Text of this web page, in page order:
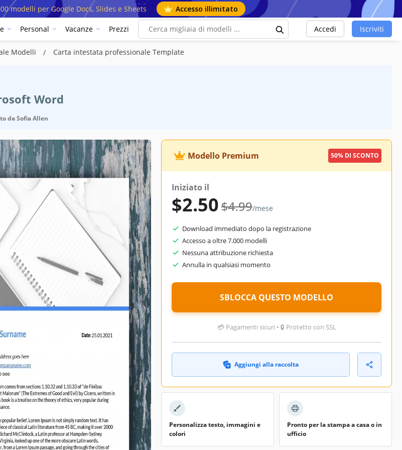
modelli per Google Docs, Slides e Sheets Accesso illimitato
Personal Vacanze Prezzi Accedi Iscriviti
Modelli Carta intestata professionale Template
Word
daSofia Allen
Modello Premium 50% DI SCONTO
Iniziato il
$2.50$4.99/mese
Download immediato dopo la registrazione
Accesso a oltre 7.000 modelli
Nessuna attribuzione richiesta
Annulla in qualsiasi momento
SBLOCCA QUESTO MODELLO
💳 Pagamenti sicuri • 🔒 Protetto con SSL
Aggiungi alla raccolta
Personalizza testo, immagini e
colori
Pronto per la stampa a casa o in
ufficio